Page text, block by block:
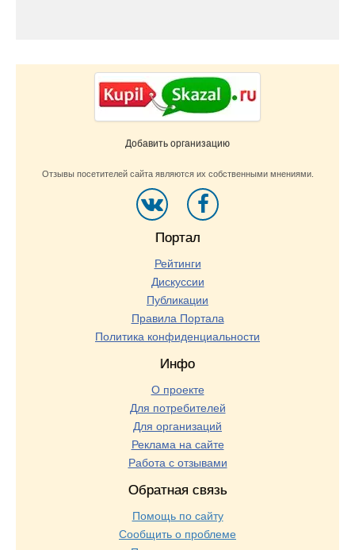
Добавить организацию
Отзывы посетителей сайта являются их собственными мнениями.
Портал
Рейтинги
Дискуссии
Публикации
Правила Портала
Политика конфиденциальности
Инфо
О проекте
Для потребителей
Для организаций
Реклама на сайте
Работа с отзывами
Обратная связь
Помощь по сайту
Сообщить о проблеме